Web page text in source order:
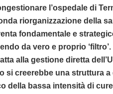
l’ospedale di
riorganizzazione della
fondamentale e
da vero e proprio
alla gestione diretta
si creerebbe una struttura
della bassa intensità di